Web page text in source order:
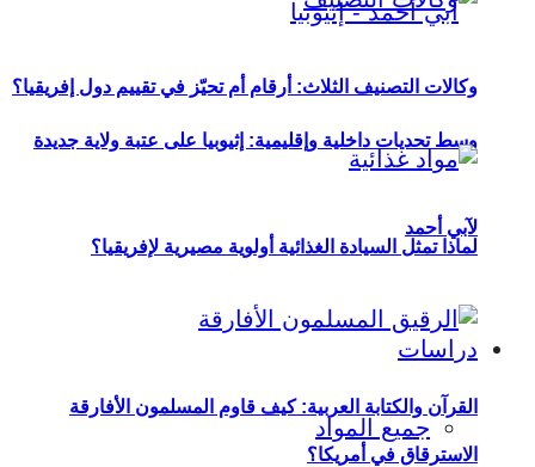
وسط تحديات داخلية وإقليمية: إثيوبيا على عتبة ولاية جديدة
لآبي أحمد
دراسات
جميع المواد
وكالات التصنيف الثلاث: أرقام أم تحيّز في تقييم دول إفريقيا؟
لماذا تمثل السيادة الغذائية أولوية مصيرية لإفريقيا؟
القرآن والكتابة العربية: كيف قاوم المسلمون الأفارقة
الاسترقاق في أمريكا؟